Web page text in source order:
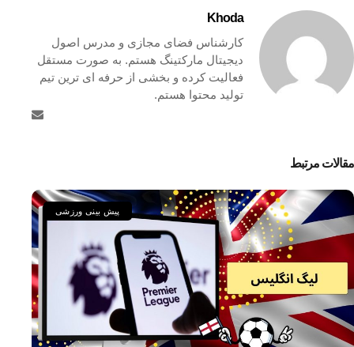
Khoda
کارشناس فضای مجازی و مدرس اصول
دیجیتال مارکتینگ هستم. به صورت مستقل
فعالیت کرده و بخشی از حرفه ای ترین تیم
تولید محتوا هستم.
مقالات مرتبط
پیش بینی ورزشی